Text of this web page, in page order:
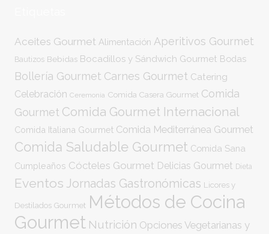
Aceites Gourmet Alimentación Aperitivos Gourmet
Bautizos Bebidas Bocadillos y Sándwich Gourmet Bodas
Bollería Gourmet Carnes Gourmet Catering
Celebración Ceremonia Comida Casera Gourmet Comida
Gourmet Comida Gourmet Internacional
Comida Italiana Gourmet Comida Mediterránea Gourmet
Comida Saludable Gourmet Comida Sana
Cumpleaños Cócteles Gourmet Delicias Gourmet Dieta
Eventos Jornadas Gastronómicas Licores y
Destilados Gourmet Métodos de Cocina
Gourmet Nutrición Opciones Vegetarianas y